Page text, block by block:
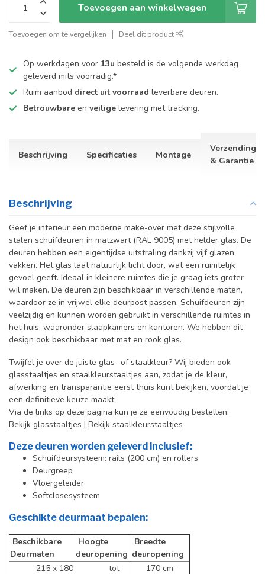
Toevoegen aan winkelwagen
Toevoegen om te vergelijken Deel dit product
Op werkdagen voor 13u besteld is de volgende werkdag
geleverd mits voorradig.*
Ruim aanbod direct uit voorraad leverbare deuren.
Betrouwbare en veilige levering met tracking.
Beschrijving Specificaties Montage
Verzending
& Garantie
Beschrijving
Geef je interieur een moderne make-over met deze stijlvolle
stalen schuifdeuren in matzwart (RAL 9005) met helder glas. De
deuren hebben een eigentijdse uitstraling dankzij vijf glazen
vakken. Het glas laat natuurlijk licht door, wat een ruimtelijk
gevoel geeft. Ideaal in kleinere ruimtes die je graag iets groter
wil maken. De deuren zijn beschikbaar in verschillende maten,
waardoor ze in vrijwel elke deurpost passen. Schuifdeuren zijn
veelzijdig en kunnen worden gebruikt in verschillende ruimtes in
het huis, waaronder slaapkamers en kantoren. We hebben dit
design ook beschikbaar met mat en rook glas.
Twijfel je over de juiste glas- of staalkleur? Wij bieden ook
glasstaaltjes en staalkleurstaaltjes aan, zodat je de kleur,
afwerking en transparantie eerst thuis kunt bekijken, voordat je
een definitieve keuze maakt.
Via de links op deze pagina kun je ze eenvoudig bestellen:
Bekijk glasstaaltjes | Bekijk staalkleurstaaltjes
Deze deuren worden geleverd inclusief:
Schuifdeursysteem: rails (200 cm) en rollers
Deurgreep
Vloergeleider
Softclosesysteem
Geschikte deurmaat bepalen:
Beschikbare
Deurmaten
Hoogte
deuropening
Breedte
deuropening
215 x 180
tot 170 cm -